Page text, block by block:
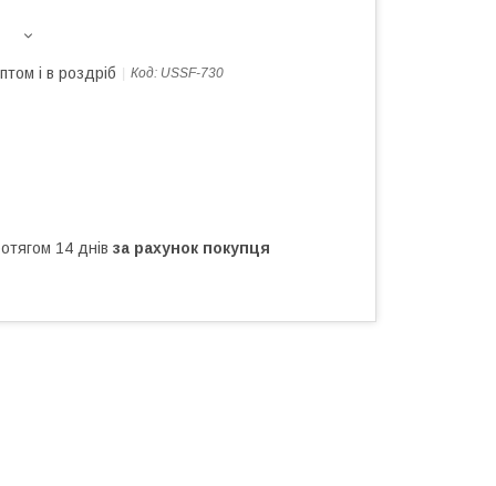
і в роздріб Код: USSF-730
14 днів за рахунок покупця